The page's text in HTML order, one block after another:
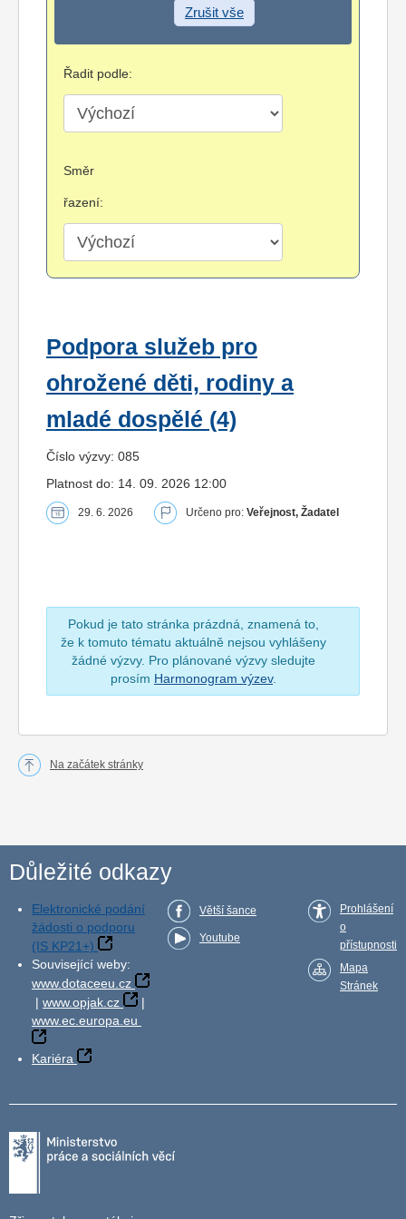
Zrušit vše
Řadit podle:
Směr
řazení:
Podpora služeb pro
ohrožené děti, rodiny a
mladé dospělé (4)
Číslo výzvy: 085
Platnost do: 14. 09. 2026 12:00
29. 6. 2026 Určeno pro: Veřejnost, Žadatel
Pokud je tato stránka prázdná, znamená to,
že k tomuto tématu aktuálně nejsou vyhlášeny
žádné výzvy. Pro plánované výzvy sledujte
prosím Harmonogram výzev.
Na začátek stránky
Důležité odkazy
Elektronické podání
žádosti o podporu
(IS KP21+)
Související weby:
www.dotaceeu.cz
| www.opjak.cz
|
www.ec.europa.eu
Kariéra
Větší šance
Youtube
Prohlášení
o
přístupnosti
Mapa
Stránek